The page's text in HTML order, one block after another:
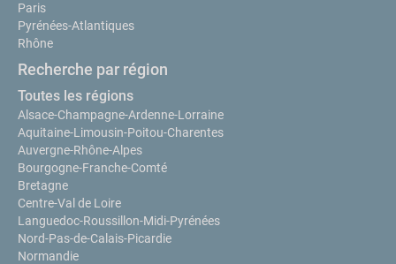
Paris
Pyrénées-Atlantiques
Rhône
Recherche par région
Toutes les régions
Alsace-Champagne-Ardenne-Lorraine
Aquitaine-Limousin-Poitou-Charentes
Auvergne-Rhône-Alpes
Bourgogne-Franche-Comté
Bretagne
Centre-Val de Loire
Languedoc-Roussillon-Midi-Pyrénées
Nord-Pas-de-Calais-Picardie
Normandie